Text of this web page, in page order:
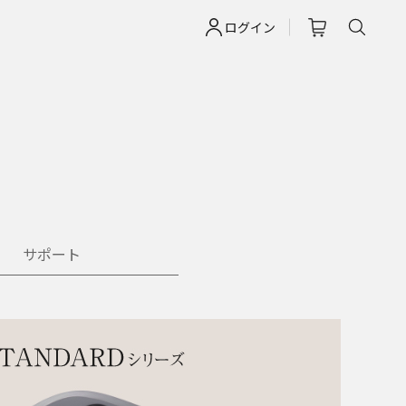
ログイン
サポート